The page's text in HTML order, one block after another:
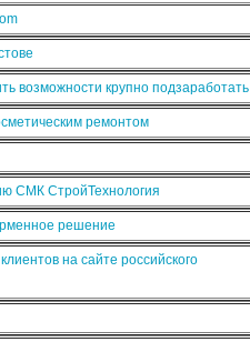
возможности крупно подзаработать
ремонтом
СМК СтройТехнология
решение
на сайте российского